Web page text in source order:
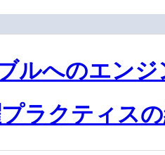
ルへのエンジ
ラクティス